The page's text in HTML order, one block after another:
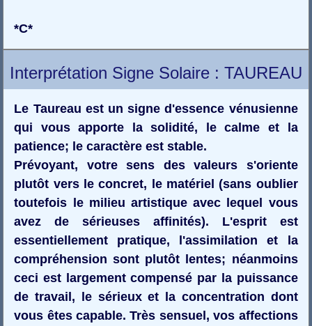
*C*
Interprétation Signe Solaire : TAUREAU
Le Taureau est un signe d'essence vénusienne
qui vous apporte la solidité, le calme et la
patience; le caractère est stable.
Prévoyant, votre sens des valeurs s'oriente
plutôt vers le concret, le matériel (sans oublier
toutefois le milieu artistique avec lequel vous
avez de sérieuses affinités). L'esprit est
essentiellement pratique, l'assimilation et la
compréhension sont plutôt lentes; néanmoins
ceci est largement compensé par la puissance
de travail, le sérieux et la concentration dont
vous êtes capable. Très sensuel, vos affections